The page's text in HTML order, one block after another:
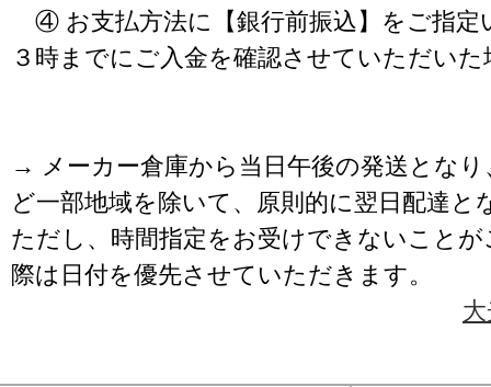
④ お支払方法に【銀行前振込】をご指定
３時までにご入金を確認させていただいた
→ メーカー倉庫から当日午後の発送となり
ど一部地域を除いて、原則的に翌日配達と
ただし、時間指定をお受けできないこと
際は日付を優先させていただきます。